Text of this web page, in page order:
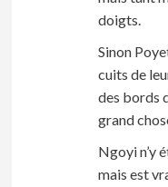
doigts.
Sinon
cuits de
des bords
grand
Ngoyi n’y
mais est